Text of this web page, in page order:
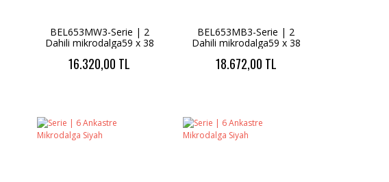
BEL653MW3-Serie | 2
Dahili mikrodalga59 x 38
16.320,00 TL
BEL653MB3-Serie | 2
Dahili mikrodalga59 x 38
18.672,00 TL